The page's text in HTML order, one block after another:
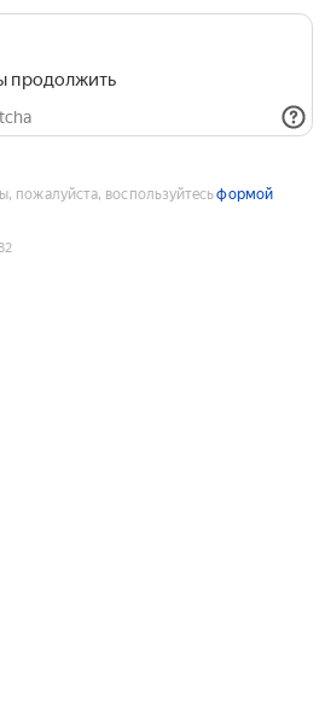
продолжить
пожалуйста, воспользуйтесьформой